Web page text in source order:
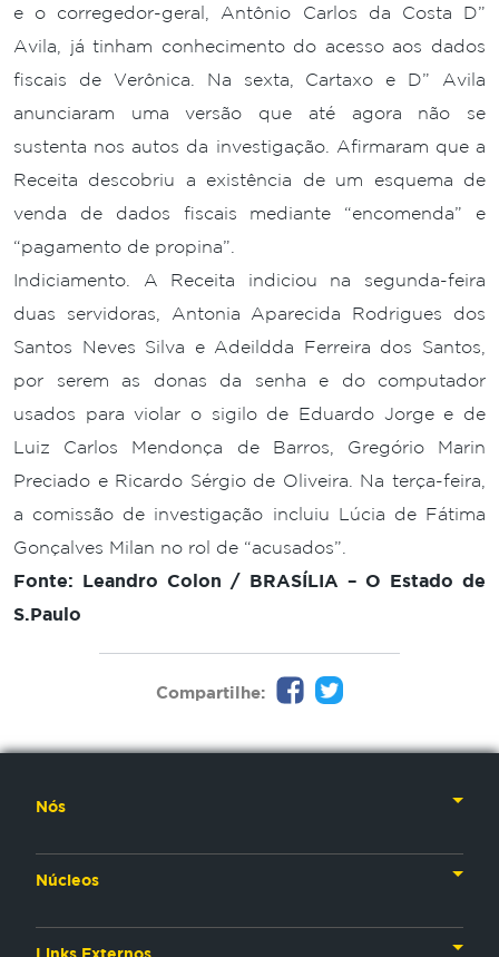
e o corregedor-geral, Antônio Carlos da Costa D”
Avila, já tinham conhecimento do acesso aos dados
fiscais de Verônica. Na sexta, Cartaxo e D” Avila
anunciaram uma versão que até agora não se
sustenta nos autos da investigação. Afirmaram que a
Receita descobriu a existência de um esquema de
venda de dados fiscais mediante “encomenda” e
“pagamento de propina”.
Indiciamento. A Receita indiciou na segunda-feira
duas servidoras, Antonia Aparecida Rodrigues dos
Santos Neves Silva e Adeildda Ferreira dos Santos,
por serem as donas da senha e do computador
usados para violar o sigilo de Eduardo Jorge e de
Luiz Carlos Mendonça de Barros, Gregório Marin
Preciado e Ricardo Sérgio de Oliveira. Na terça-feira,
a comissão de investigação incluiu Lúcia de Fátima
Gonçalves Milan no rol de “acusados”.
Fonte: Leandro Colon / BRASÍLIA – O Estado de
S.Paulo
Compartilhe:
Nós
Núcleos
Links Externos